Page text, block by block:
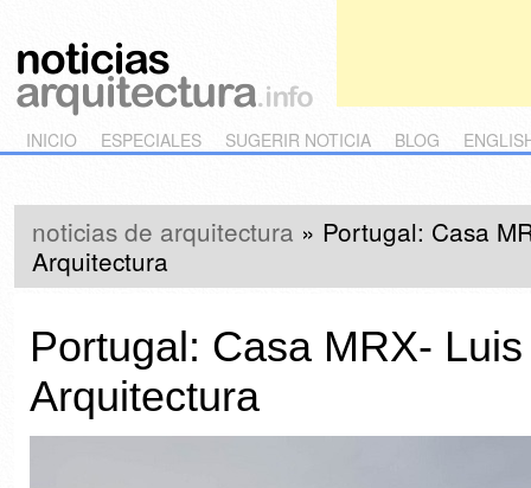
Main menu
Skip to primary content
Skip to secondary content
INICIO ESPECIALES SUGERIR NOTICIA BLOG
noticias de arquitectura » Portugal: Casa
Arquitectura
Portugal: Casa MRX-
Arquitectura